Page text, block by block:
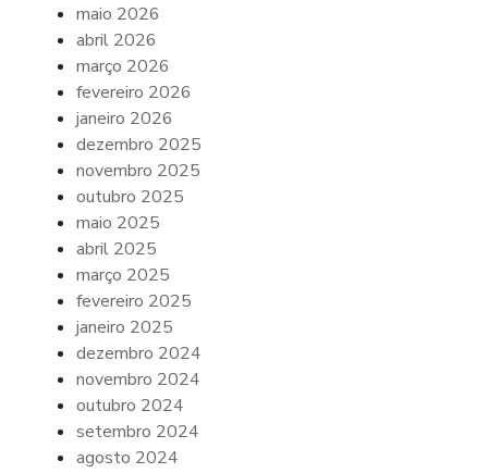
maio 2026
abril 2026
março 2026
fevereiro 2026
janeiro 2026
dezembro 2025
novembro 2025
outubro 2025
maio 2025
abril 2025
março 2025
fevereiro 2025
janeiro 2025
dezembro 2024
novembro 2024
outubro 2024
setembro 2024
agosto 2024